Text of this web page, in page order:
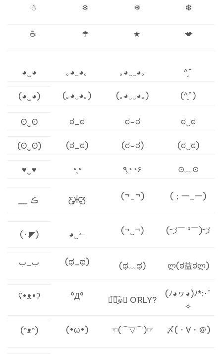
☃ ❄ ❅ ❆
☕ ☂ ★ 💋
◕‿◕ ｡◕‿◕｡ ｡◕‿‿◕｡ ^̮^
(◕‿◕) (｡◕‿◕｡) (｡◕‿‿◕｡) (^̮^)
ʘ‿ʘ ಠ_ಠ ಠ⌣ಠ ಠ‿ಠ
(ʘ‿ʘ) (ಠ_ಠ) (ಠ⌣ಠ) (ಠ‿ಠ)
♥‿♥ ◔̯◔ ٩◔̯◔۶ ⊙﹏⊙
̳ ̳ ̳ ̳ ͙ ڪ Ƹ̵̡Ӝ̵̨̄Ʒ (¬_¬) (；一_一)
(･.◤) ◕‿↼ (¬‿¬) (づ￣ ³￣)づ
ب_ب (ಥ_ಥ) (ಥ﹏ಥ) ლ(ಠ益ಠლ)
ʕ•ᴥ•ʔ °Д° ﴾͡๏̯͡๏﴿ O’RLY?
(ﾉ◕ヮ◕)ﾉ*:･ﾟ
✧
(ᵔᴥᵔ) (•ω•) ☜(⌒▽⌒)☞ 〆(・∀・＠)